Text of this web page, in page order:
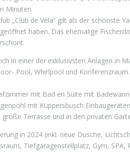
Minuten
„Club de Vela“ gilt als der schönste
haben. Das ehemalige
in einer der exklusivsten Anlagen in
Pool, Whirlpool und
mit Bad en Suite mit
mit Küppersbusch
Terrasse und in den privaten
in 2024 (inkl. neue Dusche,
Tiefgaragenstellplatz, Gym, SPA,